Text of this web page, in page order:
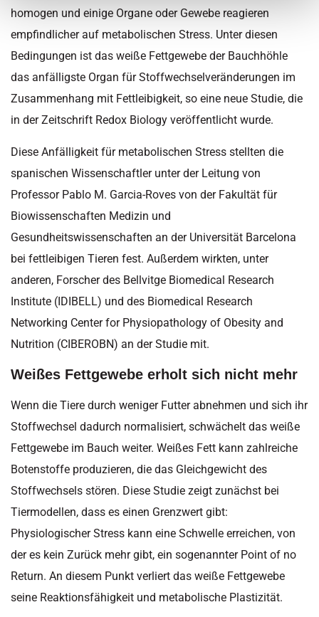
homogen und einige Organe oder Gewebe reagieren
empfindlicher auf metabolischen Stress. Unter diesen
Bedingungen ist das weiße Fettgewebe der Bauchhöhle
das anfälligste Organ für Stoffwechselveränderungen im
Zusammenhang mit Fettleibigkeit, so eine neue Studie, die
in der Zeitschrift Redox Biology veröffentlicht wurde.
Diese Anfälligkeit für metabolischen Stress stellten die
spanischen Wissenschaftler unter der Leitung von
Professor Pablo M. Garcia-Roves von der Fakultät für
Biowissenschaften Medizin und
Gesundheitswissenschaften an der Universität Barcelona
bei fettleibigen Tieren fest. Außerdem wirkten, unter
anderen, Forscher des Bellvitge Biomedical Research
Institute (IDIBELL) und des Biomedical Research
Networking Center for Physiopathology of Obesity and
Nutrition (CIBEROBN) an der Studie mit.
Weißes Fettgewebe erholt sich nicht mehr
Wenn die Tiere durch weniger Futter abnehmen und sich ihr
Stoffwechsel dadurch normalisiert, schwächelt das weiße
Fettgewebe im Bauch weiter. Weißes Fett kann zahlreiche
Botenstoffe produzieren, die das Gleichgewicht des
Stoffwechsels stören. Diese Studie zeigt zunächst bei
Tiermodellen, dass es einen Grenzwert gibt:
Physiologischer Stress kann eine Schwelle erreichen, von
der es kein Zurück mehr gibt, ein sogenannter Point of no
Return. An diesem Punkt verliert das weiße Fettgewebe
seine Reaktionsfähigkeit und metabolische Plastizität.